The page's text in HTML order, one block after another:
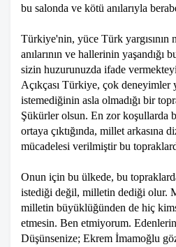
bu salonda ve kötü anılarıyla
Türkiye'nin, yüce Türk yargısının
anılarının ve hallerinin yaşandığı
sizin huzurunuzda ifade
Açıkçası Türkiye, çok deneyimler
istemediğinin asla olmadığı bir
Şükürler olsun. En zor koşullarda
ortaya çıktığında, millet arkasına
mücadelesi verilmiştir bu
Onun için bu ülkede, bu
istediği değil, milletin dediği olur.
milletin büyüklüğünden de hiç
etmesin. Ben etmiyorum. Edenlerin
Düşünsenize; Ekrem İmamoğlu